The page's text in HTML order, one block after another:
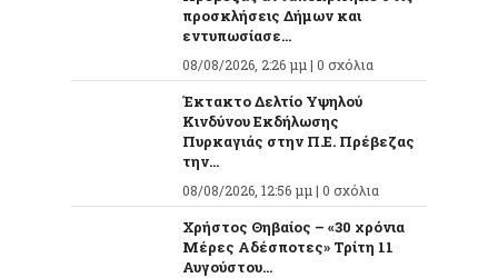
προσκλήσεις Δήμων και
εντυπωσίασε...
08/08/2026, 2:26 μμ | 0 σχόλια
Έκτακτο Δελτίο Υψηλού
Κινδύνου Εκδήλωσης
Πυρκαγιάς στην Π.Ε. Πρέβεζας
την...
08/08/2026, 12:56 μμ | 0 σχόλια
Χρήστος Θηβαίος – «30 χρόνια
Μέρες Αδέσποτες» Τρίτη 11
Αυγούστου...